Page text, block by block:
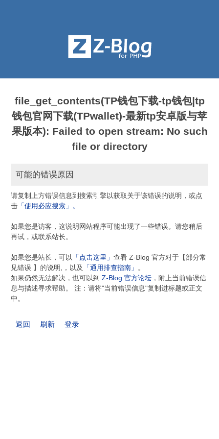
file_get_contents(TP钱包下载-tp钱包|tp
钱包官网下载(TPwallet)-最新tp安卓版与苹
果版本): Failed to open stream: No such
file or directory
可能的错误原因
请复制上方错误信息到搜索引擎以获取关于该错误的说明，或点
击 「使用必应搜索」。
如果您是访客，这说明网站程序可能出现了一些错误。请您稍后
再试，或联系站长。
如果您是站长，可以 「点击这里」查看 Z-Blog 官方对于【部分常
见错误 】的说明,，以及
「通用排查指南」 。
如果仍然无法解决，也可以到Z-Blog 官方论坛 ，附上当前错误信
息与描述寻求帮助。 注：请将"当前错误信息"复制进标题或正文
中。
返回 刷新 登录